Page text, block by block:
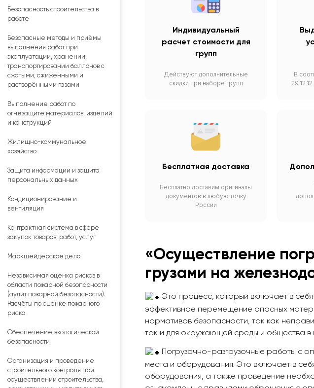
Безопасность строительства в
работе
Безопасные методы и приёмы
выполнения работ при
эксплуатации, хранении,
транспортировании баллонов с
сжатыми, сжиженными и
растворёнными газами
Выполнение работ по
огнезащите материалов, изделий
и конструкций
Жилищно-коммунальное
хозяйство
Защита информации и защита
персональных данных
Кондиционирование и
вентиляция
Контрактная система в сфере
закупок товаров, работ, услуг
Маркшейдерское дело
Независимая оценка рисков в
области пожарной безопасности
(аудит пожарной безопасности).
Расчёты по оценке пожарного
риска
Обеспечение экологической
безопасности
Организация и проведение
строительного контроля при
осуществлении строительства,
Индивидуальный
расчет стоимости для
групп
Действуют дополнительные
скидки при наборе групп
В
Бесплатная доставка
Бесплатно доставим оригиналы
документов в любую точку
России
«Осуществление
грузами на
Это процесс, который включает в
эффективное перемещение опасных
нормативов безопасности, так как
так и для окружающей среды и общества в
Погрузочно-разгрузочные работы с
места и оборудования. Это включает в
оборудования, а также проведение